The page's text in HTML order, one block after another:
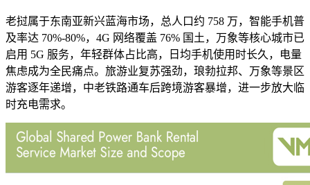
老挝属于东南亚新兴蓝海市场，总人口约 758 万，智能手机普
及率达 70%-80%，4G 网络覆盖 76% 国土，万象等核心城市已
启用 5G 服务，年轻群体占比高，日均手机使用时长久，电量
焦虑成为全民痛点。旅游业复苏强劲，琅勃拉邦、万象等景区
游客逐年递增，中老铁路通车后跨境游客暴增，进一步放大临
时充电需求。